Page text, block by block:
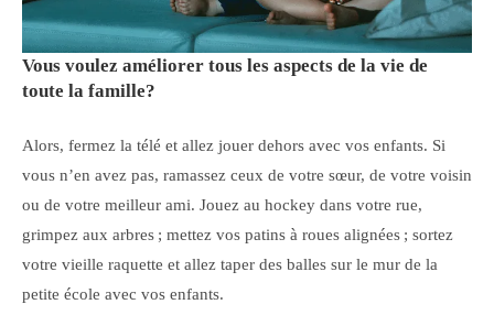
Vous voulez améliorer tous les aspects de la vie de
toute la famille?
Alors, fermez la télé et allez jouer dehors avec vos enfants. Si
vous n’en avez pas, ramassez ceux de votre sœur, de votre voisin
ou de votre meilleur ami. Jouez au hockey dans votre rue,
grimpez aux arbres ; mettez vos patins à roues alignées ; sortez
votre vieille raquette et allez taper des balles sur le mur de la
petite école avec vos enfants.